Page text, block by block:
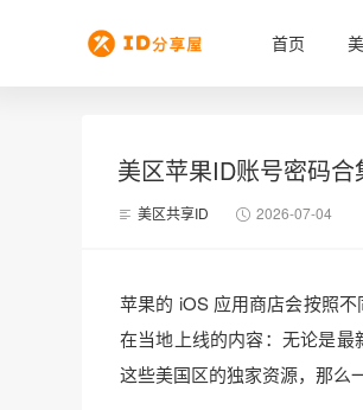
首页
美区苹果ID账号密码合
美区共享ID 2026-07-04
苹果的 iOS 应用商店会按照
在当地上线的内容：无论是
这些美国区的独家资源，那么